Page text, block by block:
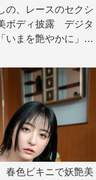
の、レースのセクシ
ボディ披露 デジタ
いまを艶やかに」誌
|...
春色ビキニで妖艶美